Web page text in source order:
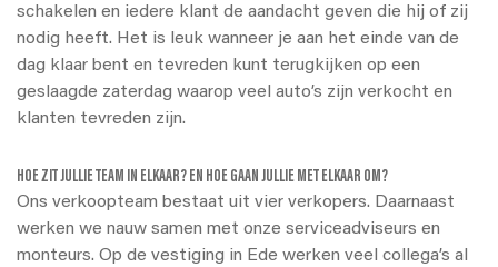
schakelen en iedere klant de aandacht geven die hij of zij
nodig heeft. Het is leuk wanneer je aan het einde van de
dag klaar bent en tevreden kunt terugkijken op een
geslaagde zaterdag waarop veel auto’s zijn verkocht en
klanten tevreden zijn.
HOE ZIT JULLIE TEAM IN ELKAAR? EN HOE GAAN JULLIE MET ELKAAR OM?
Ons verkoopteam bestaat uit vier verkopers. Daarnaast
werken we nauw samen met onze serviceadviseurs en
monteurs. Op de vestiging in Ede werken veel collega’s al